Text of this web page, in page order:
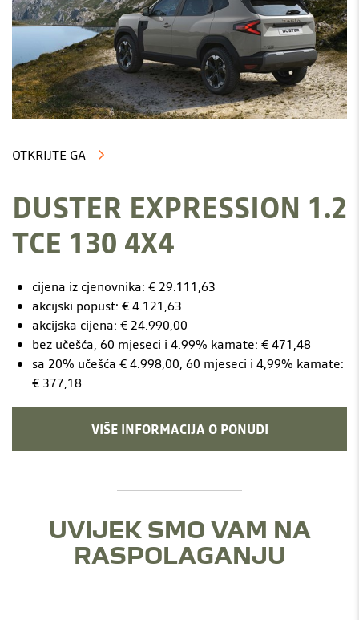
OTKRIJTE GA
DUSTER EXPRESSION 1.2
TCE 130 4X4
cijena iz cjenovnika: € 29.111,63
akcijski popust: € 4.121,63
akcijska cijena: € 24.990,00
bez učešća, 60 mjeseci i 4.99% kamate: € 471,48
sa 20% učešća € 4.998,00, 60 mjeseci i 4,99% kamate:
€ 377,18
VIŠE INFORMACIJA O PONUDI
UVIJEK SMO VAM NA
RASPOLAGANJU